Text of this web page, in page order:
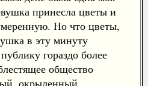
принесла цветы и
Но что цветы,
в эту минуту
гораздо более
общество
окрыленный